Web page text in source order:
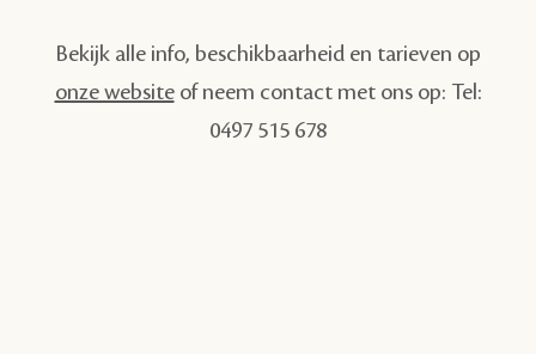
Bekijk alle info, beschikbaarheid en tarieven op
onze websiteof neem contact met ons op: Tel:
0497 515 678